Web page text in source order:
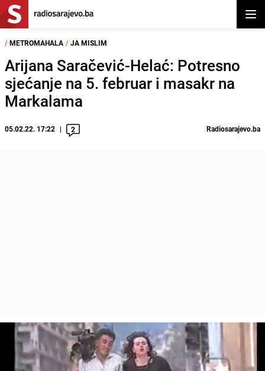
/ METROMAHALA / JA MISLIM
Arijana Saračević-Helać: Potresno
sjećanje na 5. februar i masakr na
Markalama
05.02.22. 17:22 2 Radiosarajevo.ba